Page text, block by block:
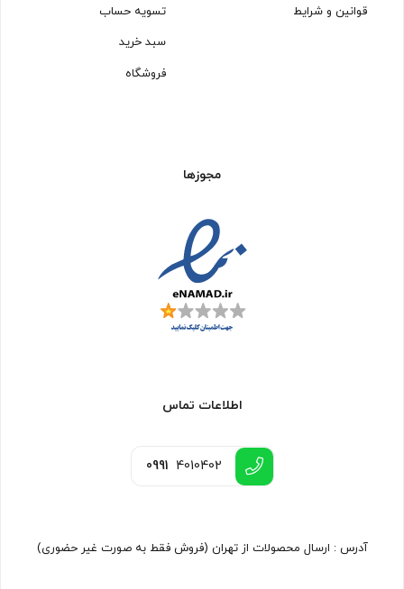
قوانین و شرایط
تسویه حساب
سبد خرید
فروشگاه
مجوزها
اطلاعات تماس
0991 4010402
آدرس : ارسال محصولات از تهران (فروش فقط به صورت غیر حضوری)